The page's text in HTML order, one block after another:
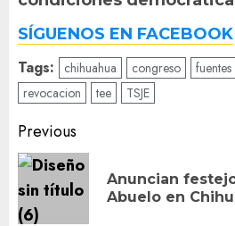
SÍGUENOS EN FACEBOOK
Tags: chihuahua congreso fuentes
revocacion
tee TSJE
Post
navigation
Previous
Anuncian
Abuelo en